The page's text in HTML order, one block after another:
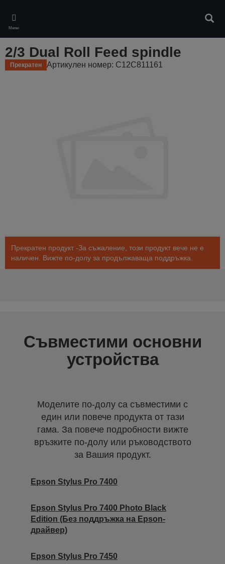
main
content
Меню
2/3 Dual Roll Feed spindle
Прекратен Артикулен номер: C12C811161
Прекратен продукт -За съжаление, този продукт вече не е
наличен. Вижте по-долу за продължаваща поддръжка.
Съвместими основни
устройства
Моделите по-долу са съвместими с
един или повече продукта от тази
гама. За повече подробности вижте
връзките по-долу или ръководството
за Вашия продукт.
Epson Stylus Pro 7400
Epson Stylus Pro 7400 Photo Black
Edition (Без поддръжка на Epson-
драйвер)
Epson Stylus Pro 7450